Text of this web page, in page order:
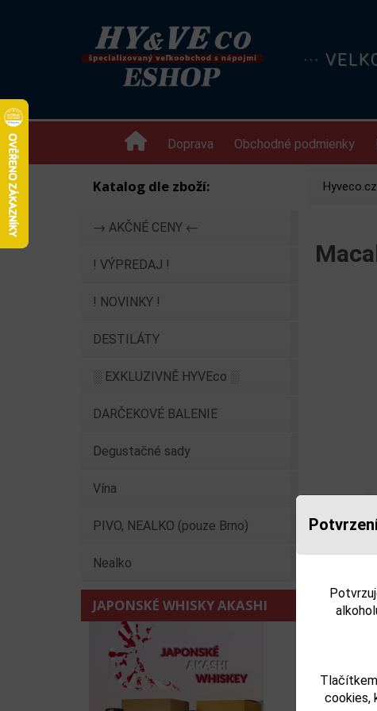
cookies,
···
Doprava Obchodné podmienky
Katalog dle zboží:
→ AKČNÉ CENY ←
! VÝPREDAJ !
! NOVINKY !
DESTILÁTY
░ EXKLUZIVNĚ HYVEco ░
DARČEKOVÉ BALENIE
Degustačné sady
Vína
PIVO, NEALKO (pouze Brno)
Nealko
JAPONSKÉ WHISKY AKASHI